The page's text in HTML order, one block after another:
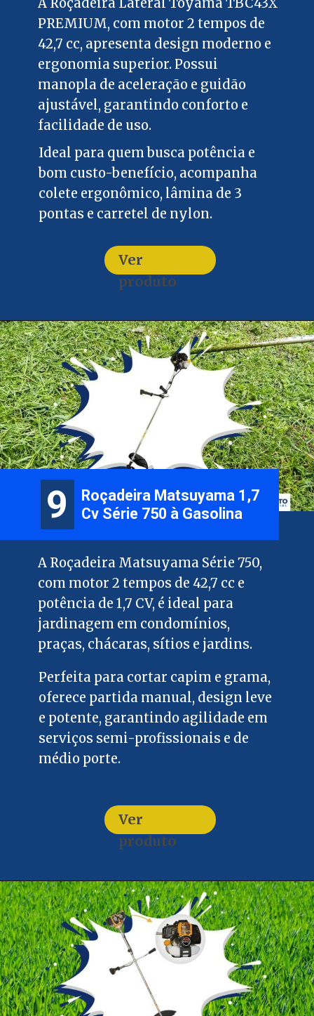
PREMIUM, com motor 2 tempos de
42,7 cc, apresenta design moderno e
ergonomia superior. Possui
manopla de aceleração e guidão
ajustável, garantindo conforto e
facilidade de uso.
Ver
produto
Ideal para quem busca potência e
bom custo-benefício, acompanha
colete ergonômico, lâmina de 3
pontas e carretel de nylon.
Roçadeira Matsuyama 1,7
Cv Série 750 à Gasolina
A Roçadeira Matsuyama Série 750,
com motor 2 tempos de 42,7 cc e
potência de 1,7 CV, é ideal para
jardinagem em condomínios,
praças, chácaras, sítios e jardins.
9
9
Ver
produto
Perfeita para cortar capim e grama,
oferece partida manual, design leve
e potente, garantindo agilidade em
serviços semi-profissionais e de
médio porte.